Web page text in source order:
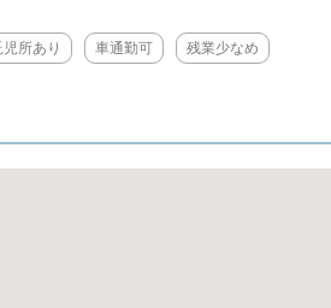
児所あり 車通勤可 残業少なめ